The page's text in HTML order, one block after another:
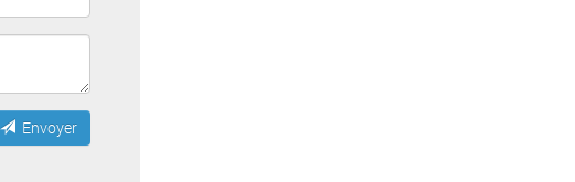
Envoyer